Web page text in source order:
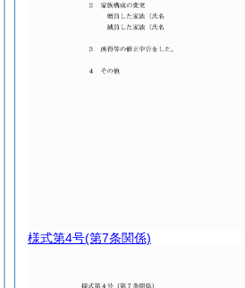
様式第4号(第7条関係)